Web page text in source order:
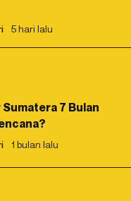
5 hari lalu
Sumatera 7 Bulan
1 bulan lalu